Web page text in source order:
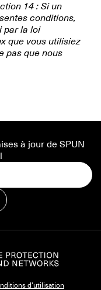
14 : Si un
conditions,
par la loi
que vous utilisiez
pas que nous
à jour de SPUN
d'utilisation